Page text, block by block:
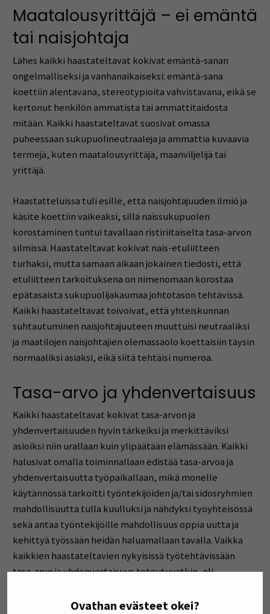
Ovathan evästeet okei?
Maatalousyrittäjä – ei emäntä
tai naisjohtaja
Lähes kaikki haastateltavat kokivat emäntä-sanan
ongelmalliseksi ja vanhanaikaiseksi: emäntä-sana
koettiin alentavana, stereotypioita vahvistavana, eikä se
kertonut henkilön ammatista tai ammattitaidosta
mitään. Kaikki haastateltavat suosivat omassa
puheessaan sukupuolineutraaleja ja ammattia kuvaavia
termejä, kuten maatalousyrittäjä, maanviljelijä tai
yrittäjä.
Haastatteluissa tuli esille, että naisjohtajuuden ilmiö ja
käsite koettiin vaikeaksi, sillä naissukupuolen
korostaminen tuntui tavallaan ristiriitaiselta tasa-arvon
silmissä. Haastateltavat kokivat nais-etuliitteen
turhaksi, mutta samaan aikaan jokainen tiedosti, että
etuliitteen tarkoituksena on nimenomaan korostaa
epätasaista sukupuolijakaumaa johtotason tehtävissä.
Kaikki haastateltavat toivoivat, että yhteiskunnan
suhtautuminen naisjohtajuuteen muuttuisi neutraaliksi
ja maatilojen naisjohtajien olemassaolo koettaisiin täysin
normaaliksi asiaksi, eikä siitä tehtäisi numeroa.
Tasa-arvo ja yhdenvertaisuus
Kaikki haastateltavat kokivat tasa-arvon ja
yhdenvertaisuuden hyvin tärkeiksi ja merkittäviksi
asioiksi niin urallaan kuin ylipäätään elämässään. Kaikki
halusivat omalla toiminnallaan edistää tasa-arvoa ja
yhdenvertaisuutta työpaikallaan, mikä monelle
käytännössä tarkoitti työntekijöiden ja/tai sidosryhmien
mahdollisuutta tulla kuulluksi ja nähdyksi työyhteisössä
sekä antaa työntekijöille mahdollisuus oppia uutta ja
kehittyä työssään heidän haluamallaan tavalla. Vaikka
kaikkien haastateltavien nykyisissä työtehtävissään
tasa-arvo ja yhdenvertaisuus toteutuvatkin, oli
uraansa saanut osakseen epätasa-arvoista ja/tai